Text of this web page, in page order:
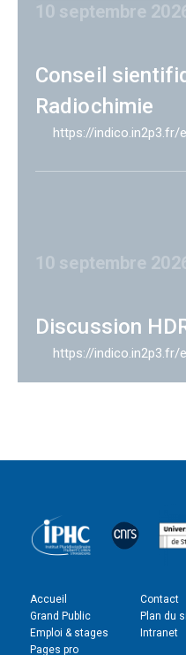
10 septembre
Conseil
Radiochimie
https://indico.in2p3.fr/
10 septembre
Discussion
https://indico.in2p3.fr/
Accueil
Grand Public
Emploi & stages
Pages pro
Contact
Plan du
Intranet